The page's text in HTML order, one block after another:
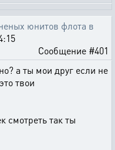
юнитов флота в
Сообщение #401
а ты мои друг если не
твои
смотреть так ты